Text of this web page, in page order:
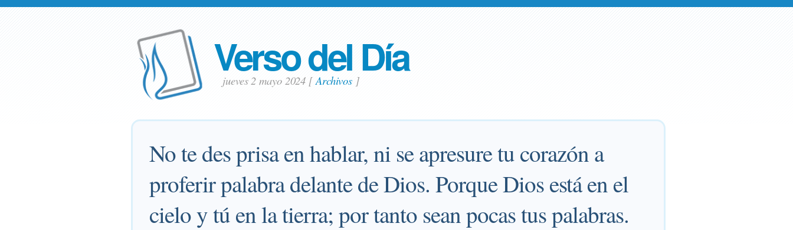
Verso del Día
jueves 2 mayo 2024 [Archivos ]
No te des prisa en hablar, ni se apresure tu corazón a
proferir palabra delante de Dios. Porque Dios está en el
cielo y tú en la tierra; por tanto sean pocas tus palabras.